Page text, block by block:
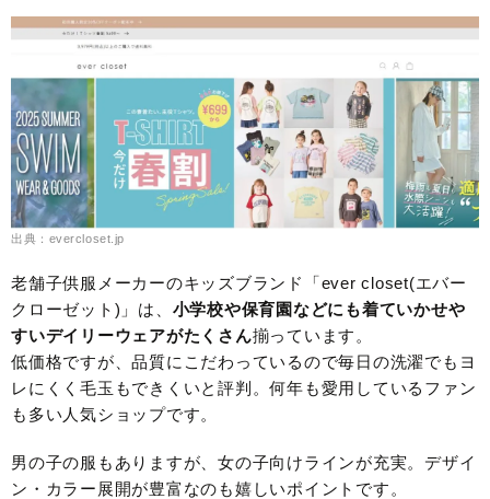
出典：evercloset.jp
老舗子供服メーカーのキッズブランド「ever closet(エバー
クローゼット)」は、 小学校や保育園などにも着ていかせや
すいデイリーウェアがたくさん揃っています。
低価格ですが、品質にこだわっているので毎日の洗濯でもヨ
レにくく毛玉もできくいと評判。何年も愛用しているファン
も多い人気ショップです。
男の子の服もありますが、女の子向けラインが充実。デザイ
ン・カラー展開が豊富なのも嬉しいポイントです。